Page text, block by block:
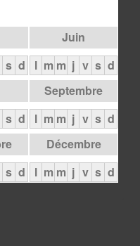
s d
Juin
l m m j v s d
s d
Septembre
l m m j v s d
s d
Décembre
l m m j v s d